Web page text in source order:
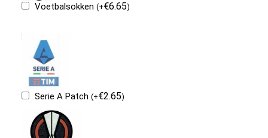
Voetbalsokken(+€6.65)
Serie A Patch(+€2.65)